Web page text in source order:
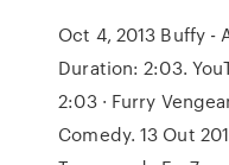
Oct 4, 2013 Buffy -
Duration: 2:03.
2:03 · Furry
Comedy. 13 Out